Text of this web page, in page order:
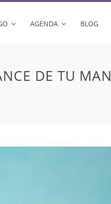
AGENDA BLOG
DE TU